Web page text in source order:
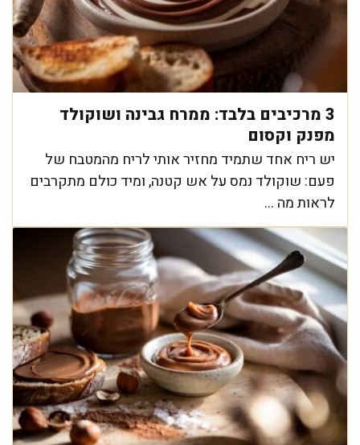
3 מרכיבים בלבד: ממרח גבינה ושוקולד
מפנק וקסום
יש ריח אחד שתמיד מחזיר אותי לריח מהמטבח של
פעם: שוקולד נמס על אש קטנה, ומיד כולם מתקרבים
לראות מה ...